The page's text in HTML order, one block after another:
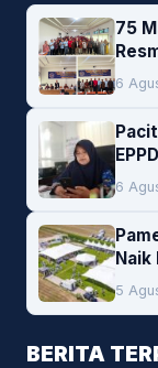
75
6
6
Naik
5
BERITA